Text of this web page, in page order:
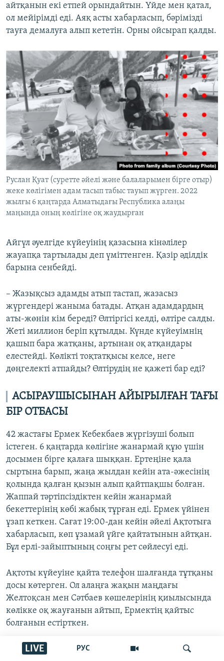
РУС
LIVE
айтқанын екі етпей орындайтын. Үйде мен қатал,
ол мейірімді еді. Аяқ асты хабарласып, бәрімізді
тауға демалуға алып кететін. Орны ойсырап қалды.
Руслан Қуат (суретте әйелі және балаларымен бірге отыр)
жеке көлігімен адам тасып табыс тауып жүрген. 2022
жылғы 6 қаңтарда Алматыдағы Республика алаңы
маңында оның көлігіне оқ жаудырған
Айгүл әуелгіде күйеуінің қазасына кінәлілер
жауапқа тартылады деп үміттенген. Қазір әділдік
барына сенбейді.
– Жазықсыз адамды атып тастап, жазасыз
жүргендері жаныма батады. Атқан адамдардың
аты-жөнін кім береді? Өлтіргісі келді, өлтіре салды.
Жеті миллион беріп құтылды. Күнде күйеуімнің
қашып бара жатқаны, артынан оқ атқандары
елестейді. Көлікті тоқтатқысы келсе, неге
дөңгелекті атпайды? Өлтірудің не қажеті бар еді?
АСЫРАУШЫСЫНАН АЙЫРЫЛҒАН ТАҒЫ
БІР ОТБАСЫ
42 жастағы Ермек Кебекбаев жүргізуші болып
істеген. 6 қаңтарда көлігіне жанармай құю үшін
досымен бірге қалаға шыққан. Ертеңіне қала
сыртына барып, жаңа жылдан кейін ата-әжесінің
қолында қалған қызын алып қайтпақшы болған.
Жаппай тәртіпсіздіктен кейін жанармай
бекеттерінің көбі жабық тұрған еді. Ермек үйінен
ұзап кеткен. Сағат 19:00-дан кейін әйелі Ақтотыға
хабарласып, көп ұзамай үйге қайтатынын айтқан.
Бұл ерлі-зайыптының соңғы рет сөйлесуі еді.
Ақтоты күйеуіне қайта телефон шалғанда тұтқаны
досы көтерген. Ол алаңға жақын маңдағы
Желтоқсан мен Сәтбаев көшелерінің қиылысында
көлікке оқ жауғанын айтып, Ермектің қайтыс
болғанын естірткен.
Ақтоты күйеуін медициналық жедел жәрдем